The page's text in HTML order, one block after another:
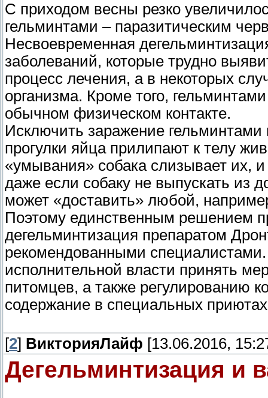
С приходом весны резко
гельминтами – паразитическим
Несвоевременная
заболеваний, которые трудно
процесс лечения, а в некоторых
организма. Кроме того,
обычном физическом контакте.
Исключить заражение
прогулки яйца прилипают к телу
«умывания» собака слизывает их,
даже если собаку не выпускать из
может «доставить» любой,
Поэтому единственным решением
дегельминтизация препаратом
рекомендованными
исполнительной власти принять
питомцев, а также регулированию
содержание в специальных
[2] ВикторияЛайф [13.06.2016,
Дегельминтизация и